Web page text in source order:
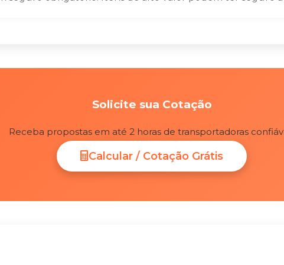
Solicite sua Cotação
Receba propostas em até 2 horas de transportadoras
Calcular / Cotação Grátis